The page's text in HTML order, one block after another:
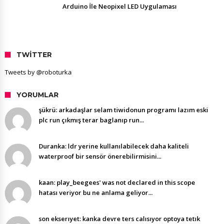
Arduino İle Neopixel LED Uygulaması
TWITTER
Tweets by @roboturka
YORUMLAR
şükrü: arkadaşlar selam tiwidonun programı lazım eski
plc run çıkmış terar baglanıp run...
Duranka: ldr yerine kullanılabilecek daha kaliteli
waterproof bir sensör önerebilirmisini...
kaan: play_beegees' was not declared in this scope
hatası veriyor bu ne anlama geliyor...
son ekserıyet: kanka devre ters calısıyor optoya tetık